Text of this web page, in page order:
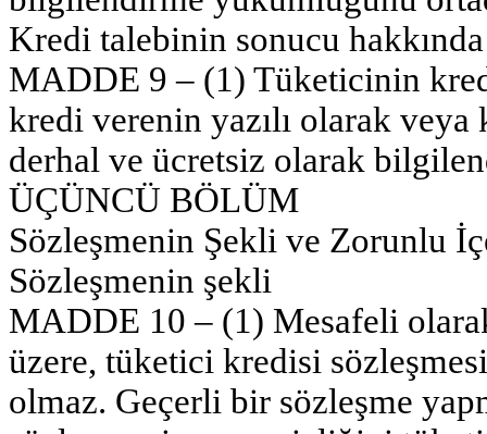
Kredi talebinin sonucu
MADDE 9 – (1) Tüketicinin
kredi verenin yazılı olarak veya
derhal ve ücretsiz olarak
ÜÇÜNCÜ BÖLÜM
Sözleşmenin Şekli ve Zorunlu
Sözleşmenin şekli
MADDE 10 – (1) Mesafeli
üzere, tüketici kredisi
olmaz. Geçerli bir sözleşme